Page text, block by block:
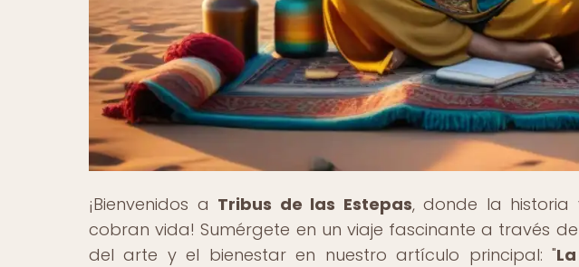
¡Bienvenidos a Tribus de las Estepas, donde la
cobran vida! Sumérgete en un viaje fascinante a través
del arte y el bienestar en nuestro artículo principal: "